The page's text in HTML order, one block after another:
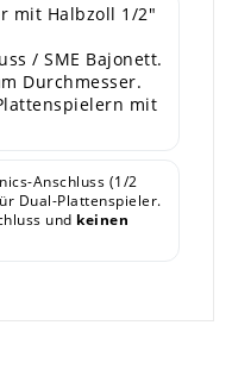
mit Halbzoll 1/2"
/ SME Bajonett.
Durchmesser.
mit
Anschluss (1/2
Dual-Plattenspieler.
und keinen